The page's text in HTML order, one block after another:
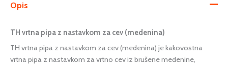
Opis
TH vrtna pipa z nastavkom za cev (medenina)
TH vrtna pipa z nastavkom za cev (medenina) je kakovostna
vrtna pipa z nastavkom za vrtno cev iz brušene medenine,